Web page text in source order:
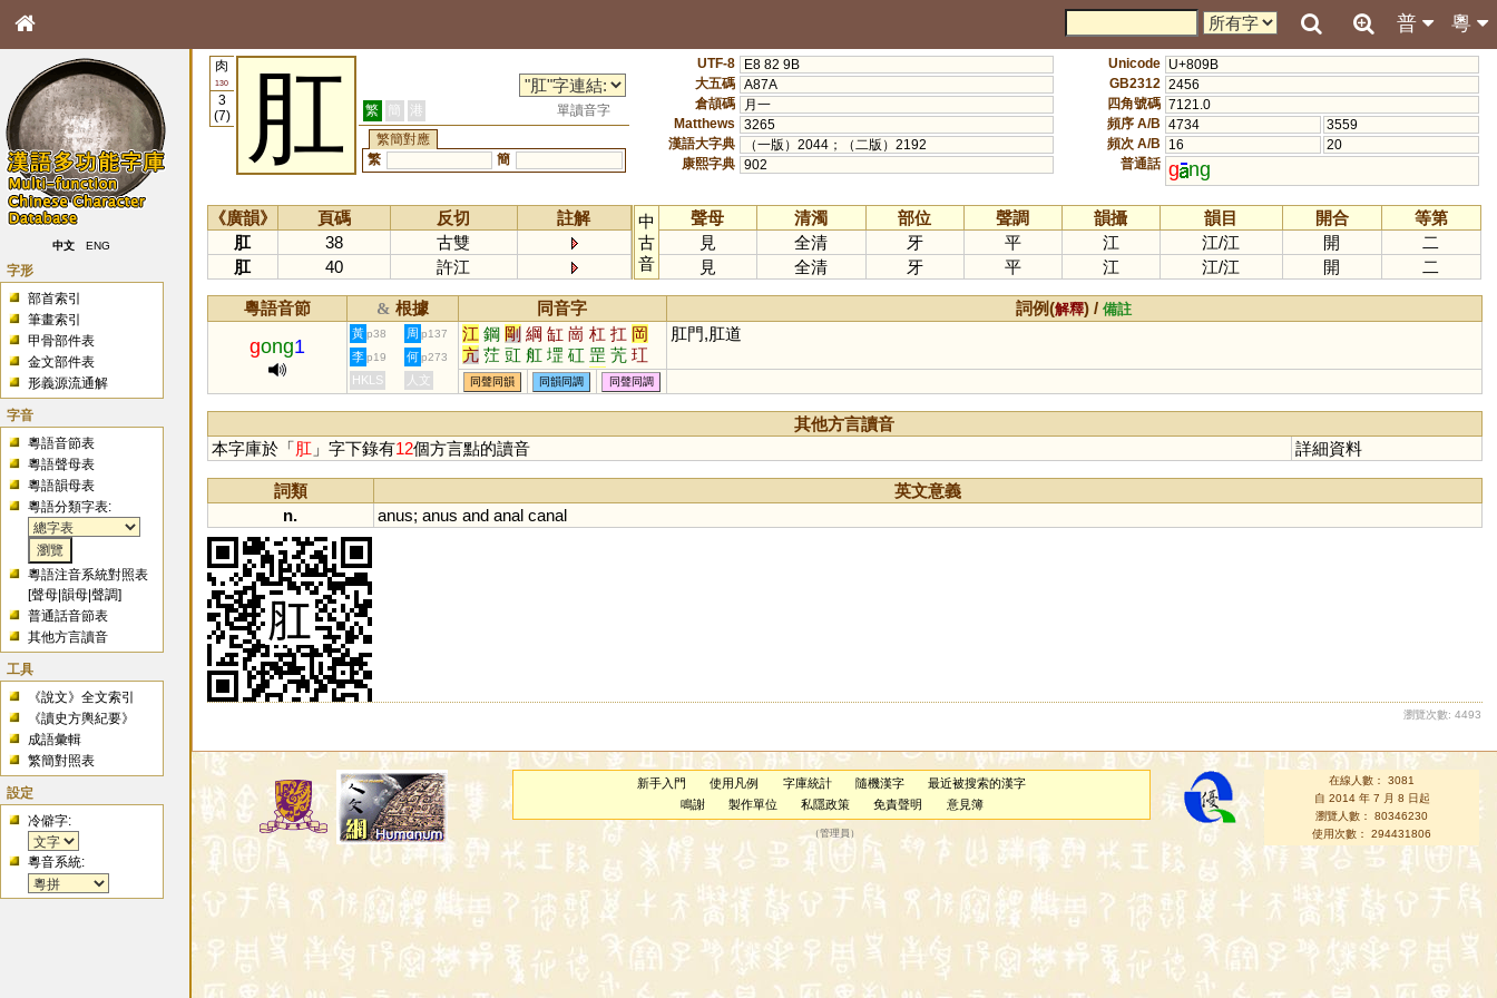
粵
普
中文 ENG
字形
部首索引
筆畫索引
甲骨部件表
金文部件表
形義源流通解
字音
粵語音節表
粵語聲母表
粵語韻母表
粵語分類字表:
粵語注音系統對照表
[聲母 |韻母 |聲調]
普通話音節表
其他方言讀音
工具
《說文》全文索引
《讀史方輿紀要》
成語彙輯
繁簡對照表
設定
冷僻字:
粵音系統:
肉
130
3
(7)
肛 繁 簡 港
單讀音字
繁簡對應
繁
簡
UTF-8
E8 82 9B
大五碼 A87A
倉頡碼
月一
Matthews
3265
漢語大字典
（一版）2044；（二版）2192
康熙字典 902
Unicode U+809B
GB2312 2456
四角號碼 7121.0
頻序 A/B 4734
3559
頻次 A/B
16
20
普通話 g ng
《廣韻》 頁碼 反切
註解
肛
38
古雙
肛
40 許江
中
古
音
聲母 清濁 部位 聲調 韻攝 韻目 開合
等第
見
全清 牙 平 江 江/江 開
二
見
全清 牙 平 江 江/江 開 二
粵語音節 & 根據 同音字 詞例(解釋) /備註
gong1
黃 p38 周 p137 江 鋼 剛 綱 缸 崗 杠 扛 岡
亢 茳 豇 舡 堽 矼 罡 苀 玒
魧 迒 肮 棡 碙 摃 犅 釭 瓨
疘 堈
肛門,肛道
李 p19 何 p273
HKLS 人文 同聲同韻 同韻同調 同聲同調
其他方言讀音
本字庫於「肛」字下錄有12個方言點的讀音 詳細資料
詞類
英文意義
n.
anus; anus and anal canal
瀏覽次數: 4493
新手入門 使用凡例 字庫統計 隨機漢字
最近被搜索的漢字
鳴謝
製作單位 私隱政策 免責聲明 意見簿
（管理員 ）
在線人數： 3081
自 2014 年 7 月 8 日起
瀏覽人數： 80346230
使用次數： 294431806